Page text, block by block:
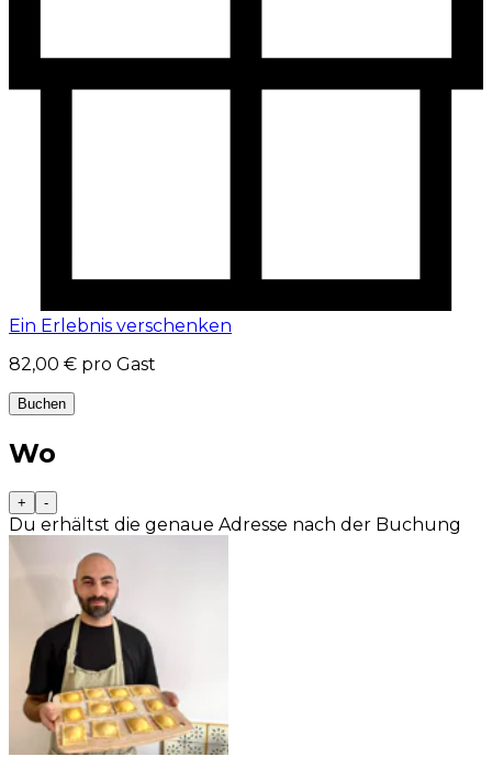
Ein Erlebnis verschenken
82,00 € pro Gast
Buchen
Wo
+ -
Du erhältst die genaue Adresse nach der Buchung